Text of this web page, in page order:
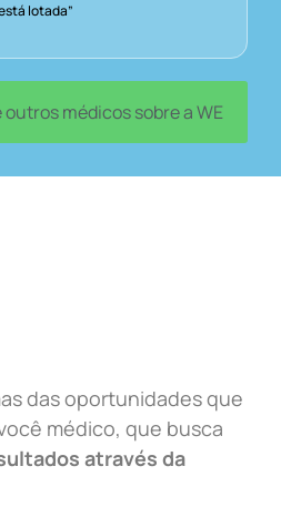
lotada”
médicos sobre a WE
das oportunidades que
médico, que busca
através da